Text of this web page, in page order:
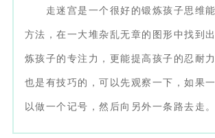
走迷宫是一个很好的锻炼孩子思维能
方法，在一大堆杂乱无章的图形中找到
炼孩子的专注力，更能提高孩子的忍耐
也是有技巧的，可以先观察一下，如果
以做一个记号，然后向另外一条路去走。